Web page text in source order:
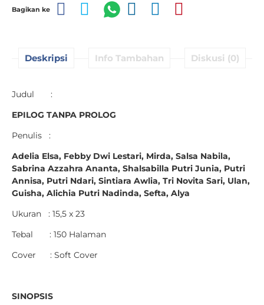
Bagikan ke
Deskripsi Info Tambahan Diskusi (0)
Judul :
EPILOG TANPA PROLOG
Penulis :
Adelia Elsa, Febby Dwi Lestari, Mirda, Salsa Nabila,
Sabrina Azzahra Ananta, Shalsabilla Putri Junia, Putri
Annisa, Putri Ndari, Sintiara Awlia, Tri Novita Sari, Ulan,
Guisha, Alichia Putri Nadinda, Sefta, Alya
Ukuran : 15,5 x 23
Tebal : 150 Halaman
Cover : Soft Cover
SINOPSIS